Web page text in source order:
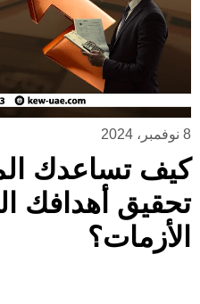
8 نوفمبر، 2024
كيف تساعدك
تحقيق أهدافك
الأزمات؟